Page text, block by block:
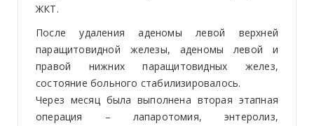
ЖКТ.
После удаления аденомы левой верхней
паращитовидной железы, аденомы левой и
правой нижних паращитовидных желез,
состояние больного стабилизировалось.
Через месяц была выполнена вторая этапная
операция – лапаротомия, энтеролиз,